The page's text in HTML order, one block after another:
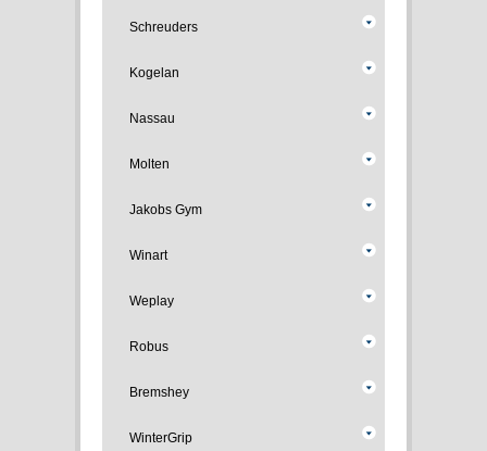
Schreuders
Kogelan
Nassau
Molten
Jakobs Gym
Winart
Weplay
Robus
Bremshey
WinterGrip